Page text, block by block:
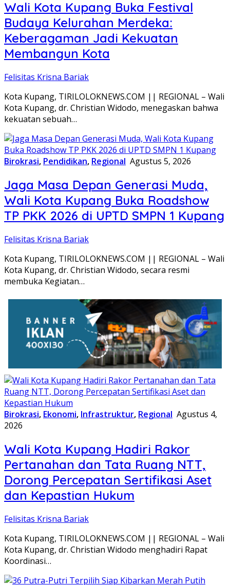
Wali Kota Kupang Buka Festival
Budaya Kelurahan Merdeka:
Keberagaman Jadi Kekuatan
Membangun Kota
Felisitas Krisna Bariak
Kota Kupang, TIRILOLOKNEWS.COM || REGIONAL – Wali
Kota Kupang, dr. Christian Widodo, menegaskan bahwa
kekuatan sebuah…
Birokrasi, Pendidikan, Regional Agustus 5, 2026
Jaga Masa Depan Generasi Muda,
Wali Kota Kupang Buka Roadshow
TP PKK 2026 di UPTD SMPN 1 Kupang
Felisitas Krisna Bariak
Kota Kupang, TIRILOLOKNEWS.COM || REGIONAL – Wali
Kota Kupang, dr. Christian Widodo, secara resmi
membuka Kegiatan…
Birokrasi, Ekonomi, Infrastruktur, Regional Agustus 4,
2026
Wali Kota Kupang Hadiri Rakor
Pertanahan dan Tata Ruang NTT,
Dorong Percepatan Sertifikasi Aset
dan Kepastian Hukum
Felisitas Krisna Bariak
Kota Kupang, TIRILOLOKNEWS.COM || REGIONAL – Wali
Kota Kupang, dr. Christian Widodo menghadiri Rapat
Koordinasi…